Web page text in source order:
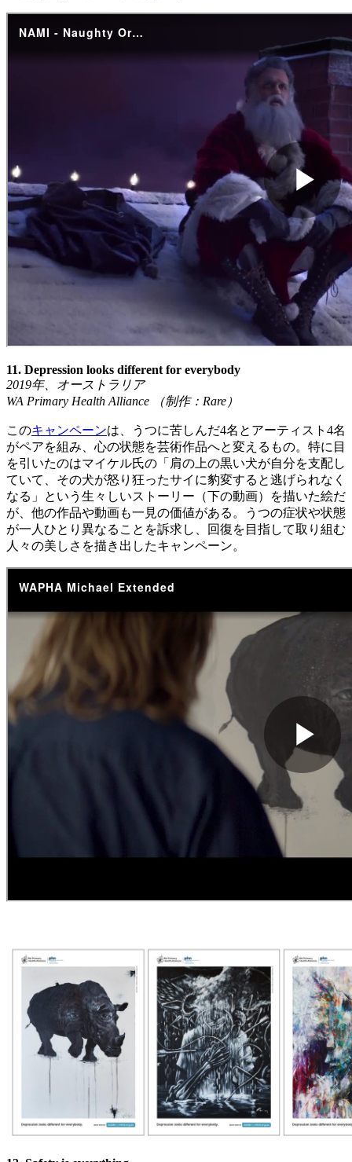
11. Depression looks different for everybody
2019年、オーストラリア
WA Primary Health Alliance
（制作： Rare ）
このキャンペーンは、うつに苦しんだ4名とアーティスト4名
がペアを組み、心の状態を芸術作品へと変えるもの。特に目
を引いたのはマイケル氏の「肩の上の黒い犬が自分を支配し
ていて、その犬が怒り狂ったサイに豹変すると逃げられなく
なる」という生々しいストーリー（下の動画）を描いた絵だ
が、他の作品や動画も一見の価値がある。うつの症状や状態
が一人ひとり異なることを訴求し、回復を目指して取り組む
人々の美しさを描き出したキャンペーン。